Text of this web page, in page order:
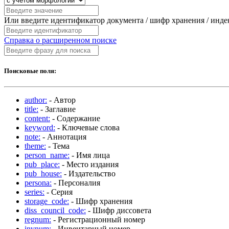
Или введите идентификатор документа / шифр хранения /
Справка о расширенном поиске
Поисковые поля:
author: - Автор
title: - Заглавие
content: - Содержание
keyword: - Ключевые слова
note: - Аннотация
theme: - Тема
person_name: - Имя лица
pub_place: - Место издания
pub_house: - Издательство
persona: - Персоналия
series: - Серия
storage_code: - Шифр хранения
diss_council_code: - Шифр диссовета
regnum: - Регистрационный номер